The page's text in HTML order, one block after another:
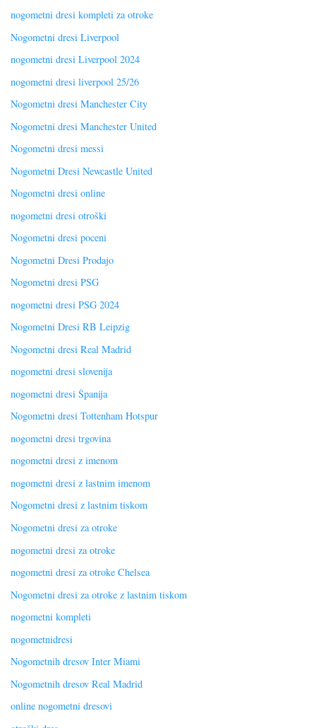
nogometni dresi kompleti za otroke
Nogometni dresi Liverpool
nogometni dresi Liverpool 2024
nogometni dresi liverpool 25/26
Nogometni dresi Manchester City
Nogometni dresi Manchester United
Nogometni dresi messi
Nogometni Dresi Newcastle United
Nogometni dresi online
nogometni dresi otroški
Nogometni dresi poceni
Nogometni Dresi Prodajo
Nogometni dresi PSG
nogometni dresi PSG 2024
Nogometni Dresi RB Leipzig
Nogometni dresi Real Madrid
nogometni dresi slovenija
nogometni dresi Španija
Nogometni dresi Tottenham Hotspur
nogometni dresi trgovina
nogometni dresi z imenom
nogometni dresi z lastnim imenom
Nogometni dresi z lastnim tiskom
Nogometni dresi za otroke
nogometni dresi za otroke
nogometni dresi za otroke Chelsea
Nogometni dresi za otroke z lastnim tiskom
nogometni kompleti
nogometnidresi
Nogometnih dresov Inter Miami
Nogometnih dresov Real Madrid
online nogometni dresovi